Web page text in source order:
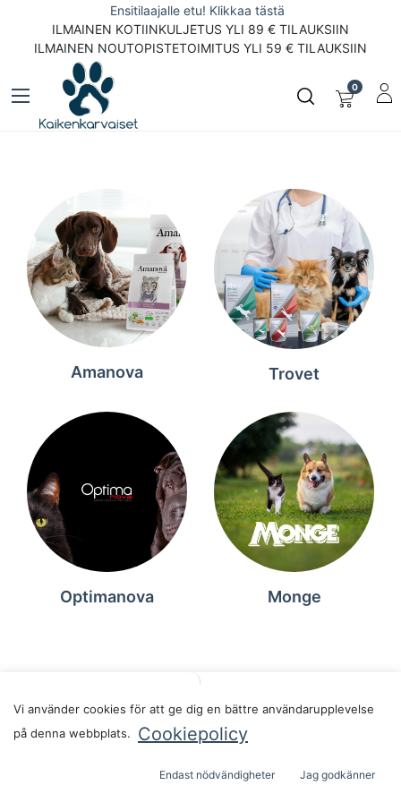
Ensitilaajalle etu! Klikkaa tästä
ILMAINEN KOTIINKULJETUS YLI 89 € TILAUKSIIN
ILMAINEN NOUTOPISTETOIMITUS YLI 59 € TILAUKSIIN
0
Amanova Trovet
Optimanova Monge
Vi använder cookies för att ge dig en bättre användarupplevelse
på denna webbplats.
Cookiepolicy
Endast nödvändigheter Jag godkänner